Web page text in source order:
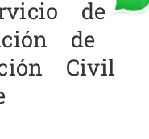
de
de
Civil